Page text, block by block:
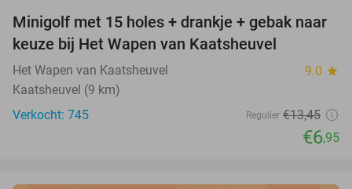
48%
Minigolf met 15 holes + drankje + gebak naar
keuze bij Het Wapen van Kaatsheuvel
Het Wapen van Kaatsheuvel 9.0 star
Kaatsheuvel (9 km)
Verkocht: 745
Regulier €13,45
€6,95